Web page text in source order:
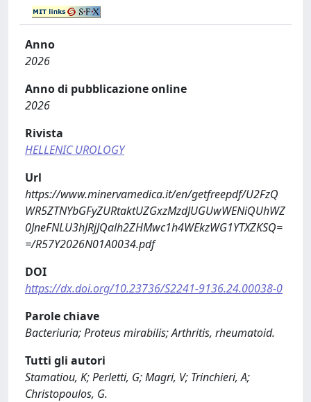
Anno
2026
Anno di pubblicazione online
2026
Rivista
HELLENIC UROLOGY
Url
https://www.minervamedica.it/en/getfreepdf/U2FzQ
WR5ZTNYbGFyZURtaktUZGxzMzdJUGUwWENiQUhWZ
0JneFNLU3hJRjJQalh2ZHMwc1h4WEkzWG1YTXZKSQ=
=/R57Y2026N01A0034.pdf
DOI
https://dx.doi.org/10.23736/S2241-9136.24.00038-0
Parole chiave
Bacteriuria; Proteus mirabilis; Arthritis, rheumatoid.
Tutti gli autori
Stamatiou, K; Perletti, G; Magri, V; Trinchieri, A;
Christopoulos, G.